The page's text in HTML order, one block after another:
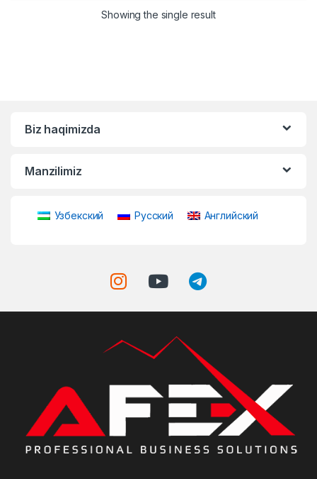
Showing the single result
Biz haqimizda
Manzilimiz
Узбекский Русский Английский